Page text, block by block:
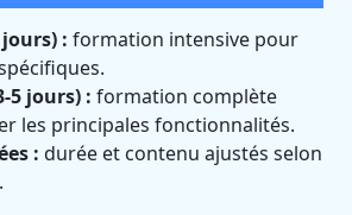
: formation intensive pour
5 jours) : formation complète
les principales fonctionnalités.
: durée et contenu ajustés selon